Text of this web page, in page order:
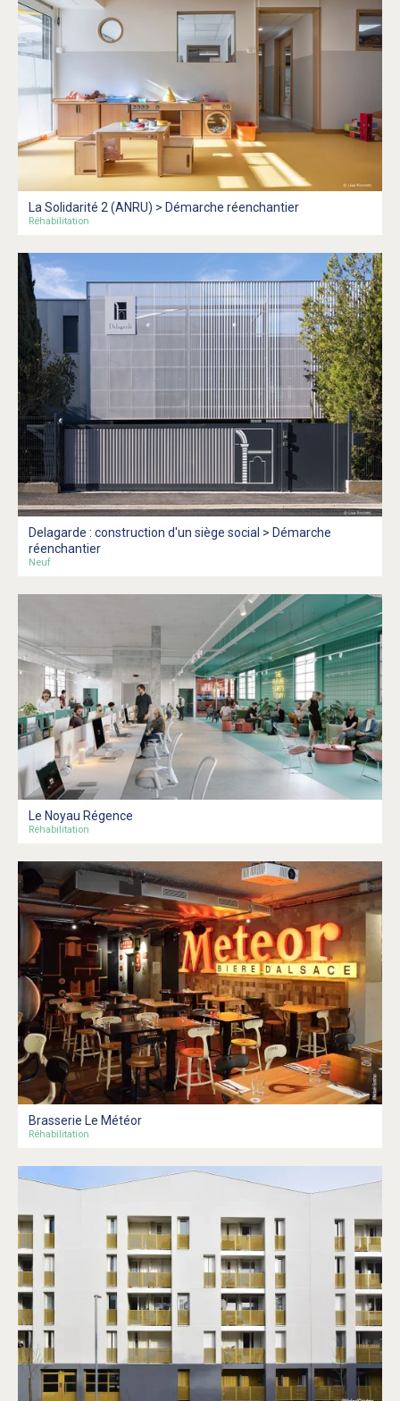
La Solidarité 2 (ANRU) > Démarche réenchantier
Réhabilitation
Delagarde : construction d'un siège social > Démarche
réenchantier
Neuf
Le Noyau Régence
Réhabilitation
Brasserie Le Météor
Réhabilitation